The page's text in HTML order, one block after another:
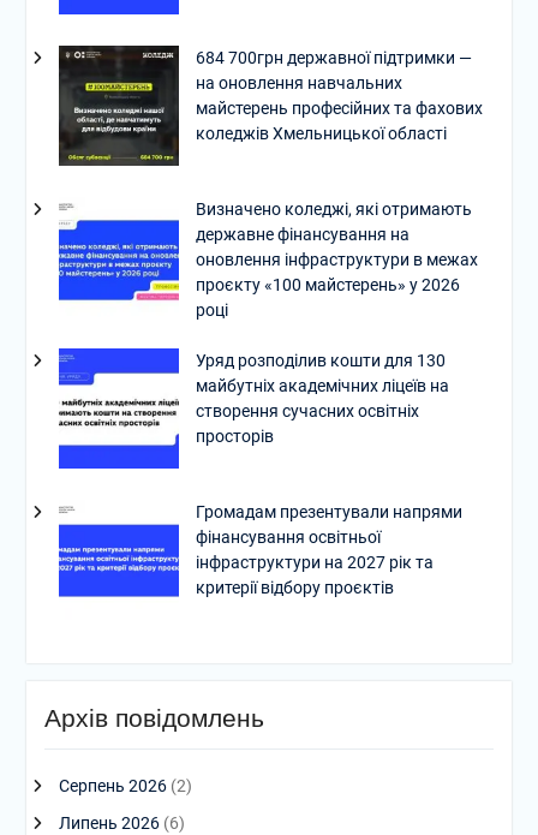
684 700грн державної підтримки —
на оновлення навчальних
майстерень професійних та фахових
коледжів Хмельницької області
Визначено коледжі, які отримають
державне фінансування на
оновлення інфраструктури в межах
проєкту «100 майстерень» у 2026
році
Уряд розподілив кошти для 130
майбутніх академічних ліцеїв на
створення сучасних освітніх
просторів
Громадам презентували напрями
фінансування освітньої
інфраструктури на 2027 рік та
критерії відбору проєктів
Архів повідомлень
Серпень 2026(2)
Липень 2026(6)